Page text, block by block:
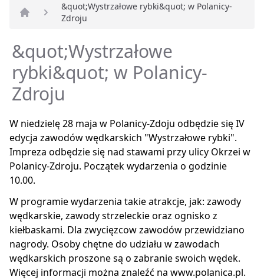
Strona główna
&quot;Wystrzałowe rybki&quot; w Polanicy-
Zdroju
&quot;Wystrzałowe
rybki&quot; w Polanicy-
Zdroju
W niedzielę 28 maja w Polanicy-Zdoju odbędzie się IV
edycja zawodów wędkarskich "Wystrzałowe rybki".
Impreza odbędzie się nad stawami przy ulicy Okrzei w
Polanicy-Zdroju. Początek wydarzenia o godzinie
10.00.
W programie wydarzenia takie atrakcje, jak: zawody
wędkarskie, zawody strzeleckie oraz ognisko z
kiełbaskami. Dla zwycięzcow zawodów przewidziano
nagrody. Osoby chętne do udziału w zawodach
wędkarskich proszone są o zabranie swoich wędek.
Więcej informacji można znaleźć na www.polanica.pl.